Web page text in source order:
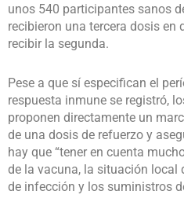
unos 540 participantes sanos
recibieron una tercera dosis en
recibir la segunda.
Pese a que sí especifican el
respuesta inmune se registró,
proponen directamente un
de una dosis de refuerzo y
hay que “tener en cuenta
de la vacuna, la situación local
de infección y los suministros